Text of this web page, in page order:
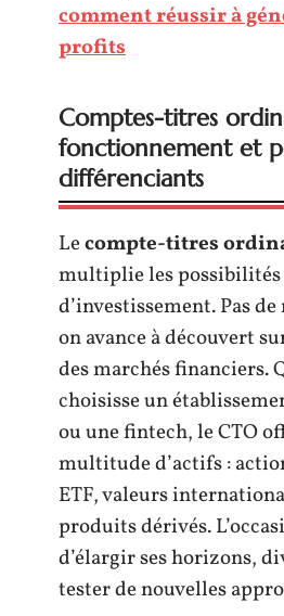
comment réussir à
profits
Comptes-titres
fonctionnement et
différenciants
Lecompte-titres
multiplie les possibilités
d’investissement. Pas
on avance à découvert
des marchés financiers.
choisisse un
ou une fintech, le CTO
multitude d’actifs :
ETF, valeurs
produits dérivés.
d’élargir ses horizons,
tester de nouvelles